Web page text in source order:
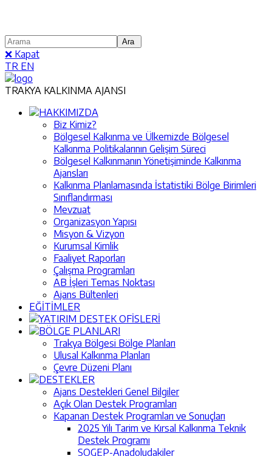
❌ Kapat
TR EN
TRAKYA KALKINMA AJANSI
HAKKIMIZDA
Biz Kimiz?
Bölgesel Kalkınma ve Ülkemizde Bölgesel
Kalkınma Politikalarının Gelişim Süreci
Bölgesel Kalkınmanın Yönetişiminde Kalkınma
Ajansları
Kalkınma Planlamasında İstatistiki Bölge Birimleri
Sınıflandırması
Mevzuat
Organizasyon Yapısı
Misyon & Vizyon
Kurumsal Kimlik
Faaliyet Raporları
Çalışma Programları
AB İşleri Temas Noktası
Ajans Bültenleri
EĞİTİMLER
YATIRIM DESTEK OFİSLERİ
BÖLGE PLANLARI
Trakya Bölgesi Bölge Planları
Ulusal Kalkınma Planları
Çevre Düzeni Planı
DESTEKLER
Ajans Destekleri Genel Bilgiler
Açık Olan Destek Programları
Kapanan Destek Programları ve Sonuçları
2025 Yılı Tarim ve Kırsal Kalkınma Teknik
Destek Programı
SOGEP-Anadoludakiler